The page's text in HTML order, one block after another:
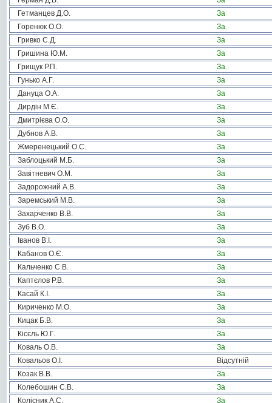
Гетманцев Д.О.
За
Горенюк О.О.
За
Гривко С.Д.
За
Гришина Ю.М.
За
Грищук Р.П.
За
Гунько А.Г.
За
Дануца О.А.
За
Дирдін М.Є.
За
Дмитрієва О.О.
За
Дубнов А.В.
За
Жмеренецький О.С.
За
Заблоцький М.Б.
За
Завітневич О.М.
За
Задорожний А.В.
За
Заремський М.В.
За
Захарченко В.В.
За
Зуб В.О.
За
Іванов В.І.
За
Кабанов О.Є.
За
Кальченко С.В.
За
Каптєлов Р.В.
За
Касай К.І.
За
Кириченко М.О.
За
Кицак Б.В.
За
Кісєль Ю.Г.
За
Коваль О.В.
За
Ковальов О.І.
Відсутній
Козак В.В.
За
Колебошин С.В.
За
Колісник А.С.
За